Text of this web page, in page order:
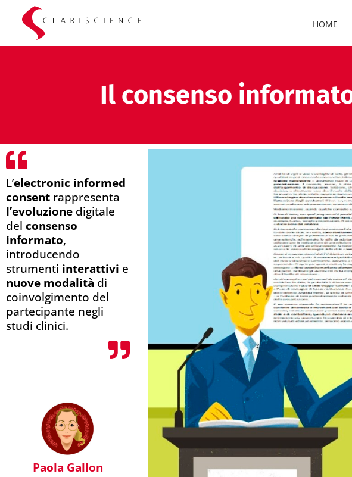
HOME
Il consenso
L’electronic informed
consent rappresenta
l’evoluzione digitale
del consenso
informato,
introducendo
strumenti interattivi e
nuove modalità di
coinvolgimento del
partecipante negli
studi clinici.
Paola Gallon